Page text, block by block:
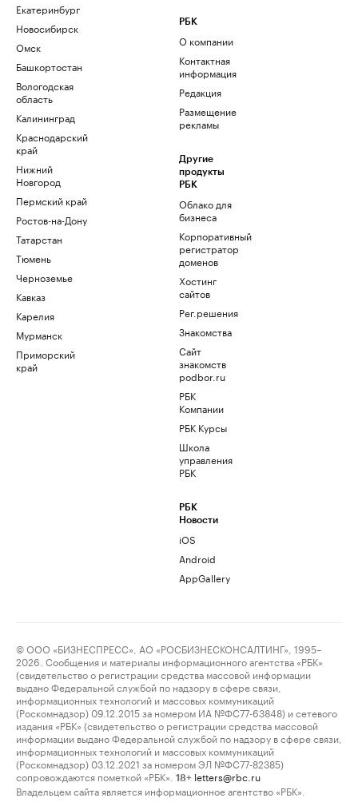
Екатеринбург
Новосибирск
Омск
Башкортостан
Вологодская
область
Калининград
Краснодарский
край
Нижний
Новгород
Пермский край
Ростов-на-Дону
Татарстан
Тюмень
Черноземье
Кавказ
Карелия
Мурманск
Приморский
край
РБК
О компании
Контактная
информация
Редакция
Размещение
рекламы
Другие
продукты
РБК
Облако для
бизнеса
Корпоративный
регистратор
доменов
Хостинг
сайтов
Рег.решения
Знакомства
Сайт
знакомств
podbor.ru
РБК
Компании
РБК Курсы
Школа
управления
РБК
РБК
Новости
iOS
Android
AppGallery
© ООО «БИЗНЕСПРЕСС», АО «РОСБИЗНЕСКОНСАЛТИНГ», 1995–
2026. Сообщения и материалы информационного агентства «РБК»
(свидетельство о регистрации средства массовой информации
выдано Федеральной службой по надзору в сфере связи,
информационных технологий и массовых коммуникаций
(Роскомнадзор) 09.12.2015 за номером ИА №ФС77-63848) и сетевого
издания «РБК» (свидетельство о регистрации средства массовой
информации выдано Федеральной службой по надзору в сфере связи,
информационных технологий и массовых коммуникаций
(Роскомнадзор) 03.12.2021 за номером ЭЛ №ФС77-82385)
сопровождаются пометкой «РБК».
18+ letters@rbc.ru
Владельцем сайта является информационное агентство «РБК».